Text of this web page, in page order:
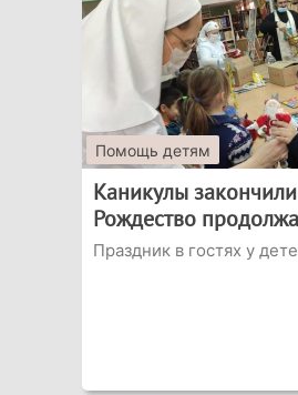
Помощь детям
Каникулы
Рождество
Праздник в гостях у